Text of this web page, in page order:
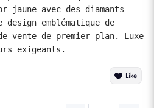
avec des diamants
emblématique de
vente de premier plan. Luxe
exigeants.
Like